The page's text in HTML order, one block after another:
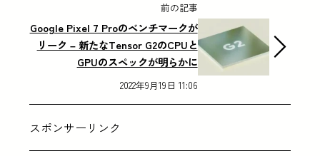
前の記事
Google Pixel 7 Proのベンチマークが
リーク – 新たなTensor G2のCPUと
GPUのスペックが明らかに
2022年9月19日 11:06
スポンサーリンク